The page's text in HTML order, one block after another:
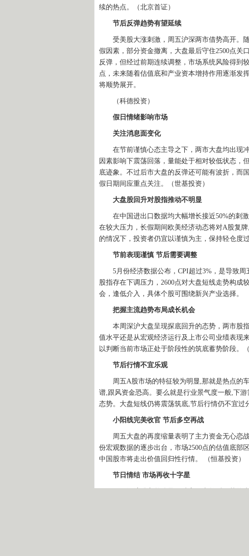
续的热点。（北京首证）
节后反弹趋势有望延续
受美股大涨刺激，周五沪深两市借势高开。随
假因素，部分资金撤离，大盘最后守住2500点关
反弹，但经过前期连续调整，市场系统风险得到
点，未来随着估值底和产业资本增持作用逐渐发
将顺势展开。
（科德投资）
假日情绪影响市场
关注消息面变化
在节前谨慎心态主导之下，两市大盘均出现
因素影响下震荡回落，量能处于相对较低状态，
底迹象。不过后市大盘的反弹还可能有波折，而
假日期间应重点关注。（世基投资）
大盘股回升对股指推动不明显
在中国进出口数据均大幅增长接近50%的刺激
在较大压力，长假期间欧美经济动态将对A股复
的情况下，投资者仍宜以谨慎为主，保持轻仓度
节前表现谨慎 节后需要调整
5月份经济数据公布，CPI超过3%，是导致周
股指存在下调压力，2600点对大盘短线走势构
会，逢低介入，具体个股可围绕新兴产业选择。
把握主流趋势布局成长机会
本周深沪大盘呈现探底回升的态势，两市股指
值水平还是从宏观经济运行及上市公司业绩表现
以判断当前市场正处于阶段性的筑底蓄势阶段。（
节后行情不宜乐观
周五A股市场的特征较为明显,那就是热点的
谱,跟风资金恐高。要么就是行业景气度一般,下
态势。大盘短线仍将震荡筑底,节后行情仍不宜过
小阳线完美收官 节后多空再战
周五大盘的再度缩量表明了主力资金无心恋战
份宏观数据的逐步出台，市场2500点的估值底部
中国股市将走出价值回归性行情。 （恒基投资）
节日情结 市场再收十字星